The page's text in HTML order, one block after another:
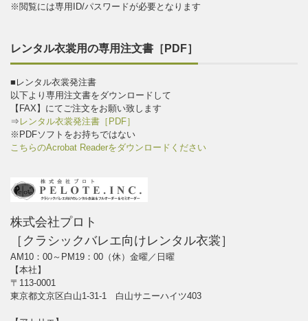
※閲覧には専用ID/パスワードが必要となります
レンタル衣裳用の専用注文書［PDF］
■レンタル衣裳発注書
以下より専用注文書をダウンロードして
【FAX】にてご注文をお願い致します
⇒ レンタル衣裳発注書［PDF］
※PDFソフトをお持ちではない
こちらのAcrobat Readerをダウンロードください
株式会社プロト
［クラシックバレエ向けレンタル衣裳］
AM10：00～PM19：00（休）金曜／日曜
【本社】
〒113-0001
東京都文京区白山1-31-1 白山サニーハイツ403